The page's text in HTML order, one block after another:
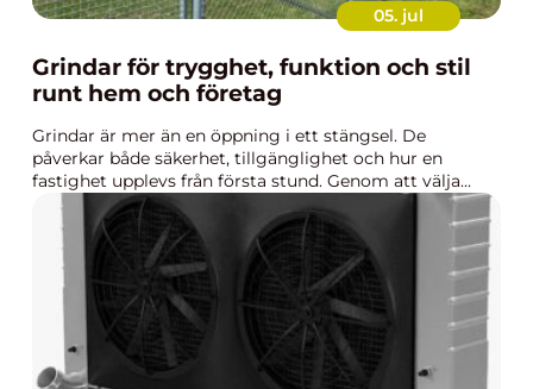
05. jul
Grindar för trygghet, funktion och stil
runt hem och företag
Grindar är mer än en öppning i ett stängsel. De
påverkar både säkerhet, tillgänglighet och hur en
fastighet upplevs från första stund. Genom att välja...